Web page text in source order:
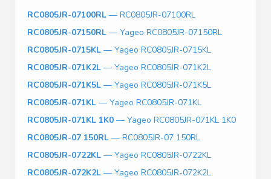
RC0805JR-07100RL — RC0805JR-07100RL
RC0805JR-07150RL — Yageo RC0805JR-07150RL
RC0805JR-0715KL — Yageo RC0805JR-0715KL
RC0805JR-071K2L — Yageo RC0805JR-071K2L
RC0805JR-071K5L — Yageo RC0805JR-071K5L
RC0805JR-071KL — Yageo RC0805JR-071KL
RC0805JR-071KL 1K0 — Yageo RC0805JR-071KL 1K0
RC0805JR-07 150RL — RC0805JR-07 150RL
RC0805JR-0722KL — Yageo RC0805JR-0722KL
RC0805JR-072K2L — Yageo RC0805JR-072K2L